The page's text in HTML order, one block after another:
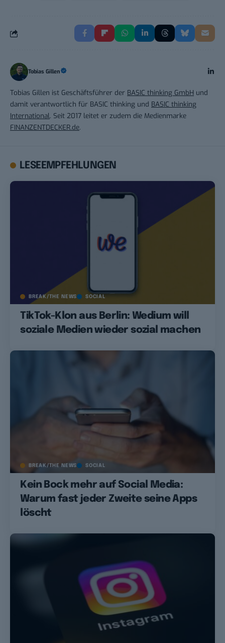
Tobias Gillen
Tobias Gillen ist Geschäftsführer der BASIC thinking GmbH und
damit verantwortlich für BASIC thinking und BASIC thinking
International. Seit 2017 leitet er zudem die Medienmarke
FINANZENTDECKER.de.
LESEEMPFEHLUNGEN
BREAK/THE NEWS SOCIAL
TikTok-Klon aus Berlin: Wedium will
soziale Medien wieder sozial machen
BREAK/THE NEWS SOCIAL
Kein Bock mehr auf Social Media:
Warum fast jeder Zweite seine Apps
löscht